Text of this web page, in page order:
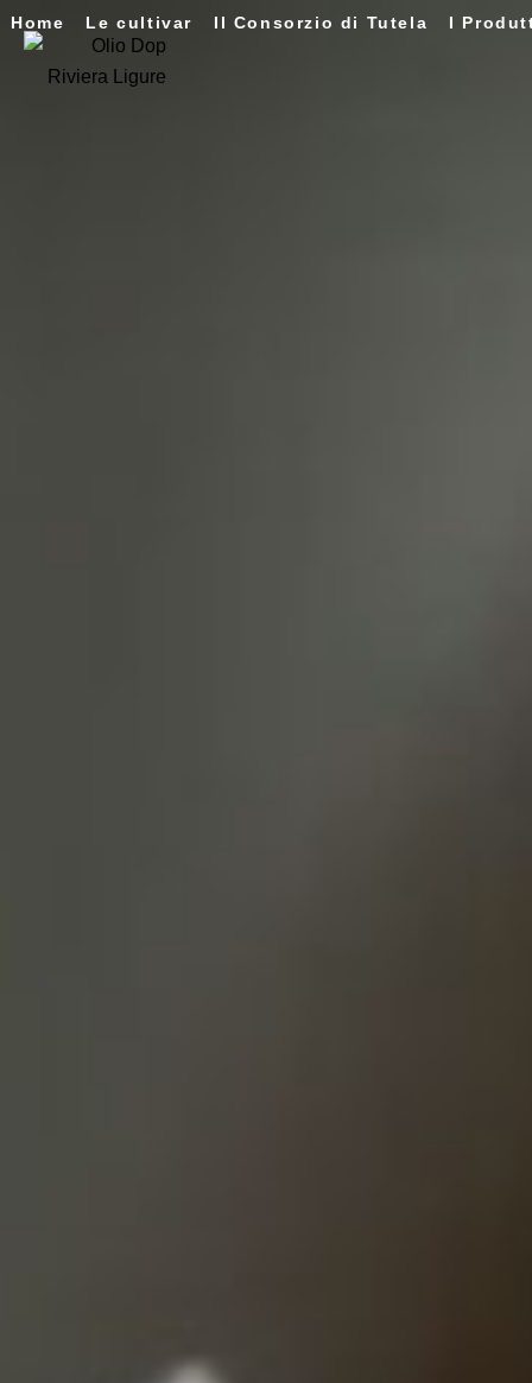
Home Le cultivar Il Consorzio di Tutela I